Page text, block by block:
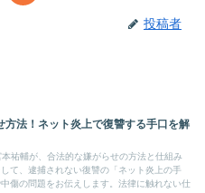
投稿者
方法！ネット炎上で復讐する手口を解
祐輔が、合法的な嫌がらせの方法と仕組み
て、逮捕されない復讐の「ネット炎上の手
傷の問題をお伝えします。法律に触れない仕